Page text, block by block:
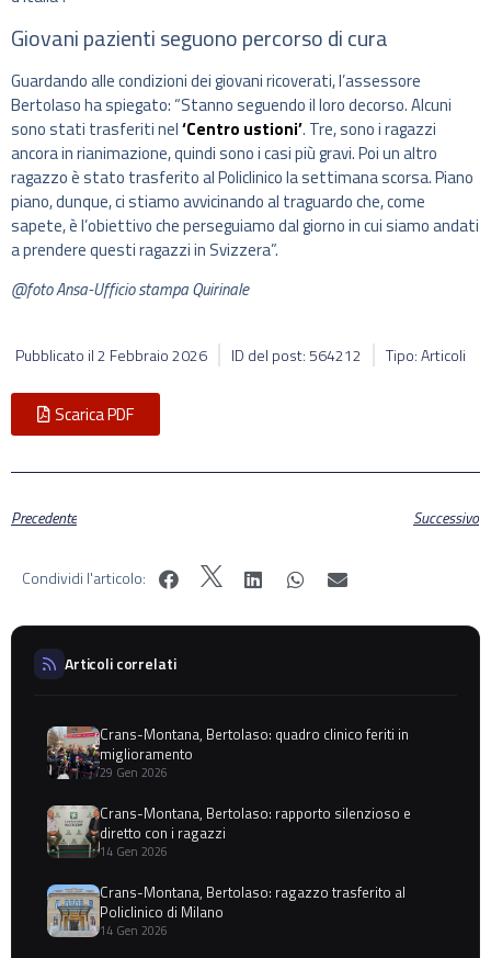
Giovani pazienti seguono percorso di cura
Guardando alle condizioni dei giovani ricoverati, l’assessore
Bertolaso ha spiegato: “Stanno seguendo il loro decorso. Alcuni
sono stati trasferiti nel‘Centro ustioni’. Tre, sono i ragazzi
ancora in rianimazione, quindi sono i casi più gravi. Poi un altro
ragazzo è stato trasferito al Policlinico la settimana scorsa. Piano
piano, dunque, ci stiamo avvicinando al traguardo che, come
sapete, è l’obiettivo che perseguiamo dal giorno in cui siamo andati
a prendere questi ragazzi in Svizzera”.
@foto Ansa-Ufficio stampa Quirinale
Pubblicato il2 Febbraio 2026 ID del post: 564212 Tipo: Articoli
Scarica PDF
Precedente Successivo
Condividi l'articolo:
Articoli correlati
Crans-Montana, Bertolaso: quadro clinico feriti in
miglioramento
29 Gen 2026
Crans-Montana, Bertolaso: rapporto silenzioso e
diretto con i ragazzi
14 Gen 2026
Crans-Montana, Bertolaso: ragazzo trasferito al
Policlinico di Milano
14 Gen 2026